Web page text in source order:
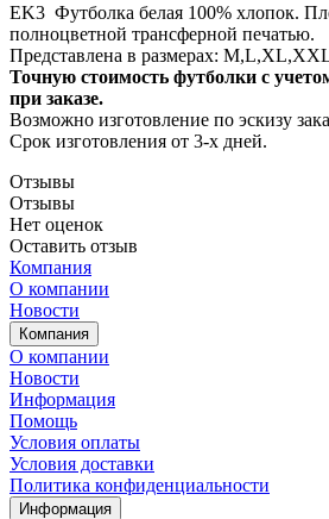
EK3 Футболка белая 100% хлопок.
полноцветной трансферной печатью.
Представлена в размерах:
Точную стоимость футболки с
при заказе.
Возможно изготовление по эскизу
Срок изготовления от 3-х дней.
Отзывы
Отзывы
Нет оценок
Оставить отзыв
Компания
О компании
Новости
Компания
О компании
Новости
Информация
Помощь
Условия оплаты
Условия доставки
Политика конфиденциальности
Информация